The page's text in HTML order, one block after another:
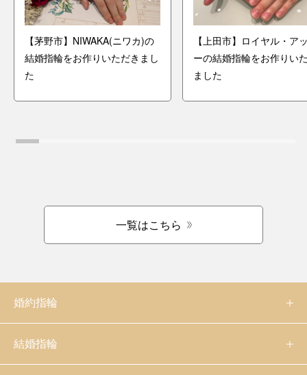
【茅野市】NIWAKA(ニワカ)の
結婚指輪をお作りいただきまし
た
【上田市】ロイヤル・ア
ーの結婚指輪をお作りい
ました
一覧はこちら
婚約指輪
結婚指輪